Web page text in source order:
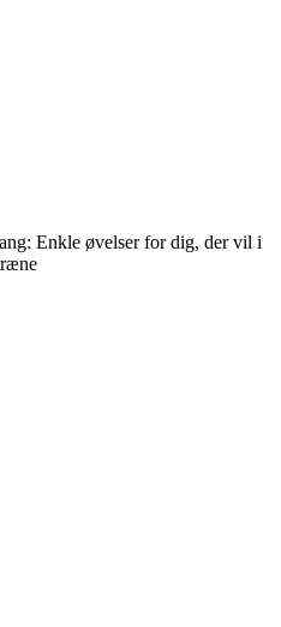
Enkle øvelser for dig, der vil i